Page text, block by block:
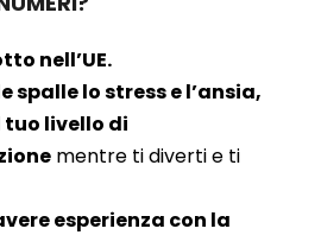
nell’UE.
spalle lo stress e l’ansia,
livello di
mentre ti diverti e ti
esperienza con la